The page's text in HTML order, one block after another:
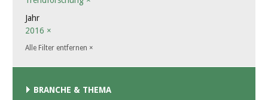
Jahr
2016 ×
Alle Filter entfernen ×
BRANCHE & THEMA